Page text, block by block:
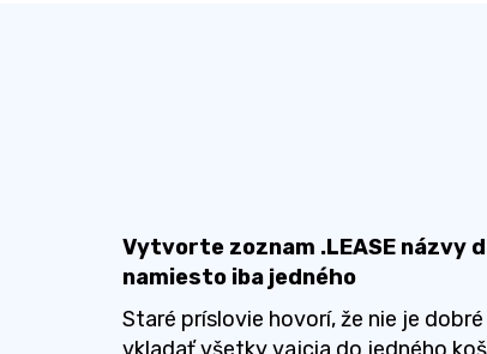
Vytvorte zoznam .LEASE názvy
namiesto iba jedného
Staré príslovie hovorí, že nie je dobré